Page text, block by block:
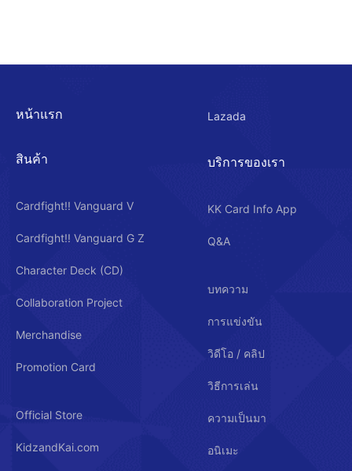
หน้าแรก
สินค้า
Cardfight!! Vanguard V
Cardfight!! Vanguard G Z
Character Deck (CD)
Collaboration Project
Merchandise
Promotion Card
Official Store
KidzandKai.com
Lazada
บริการของเรา
KK Card Info App
Q&A
บทความ
การแข่งขัน
วิดีโอ / คลิป
วิธีการเล่น
ความเป็นมา
อนิเมะ